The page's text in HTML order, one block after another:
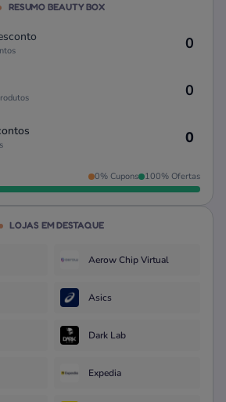
RESUMO BEAUTY BOX
0
0
0
0% Cupons 100% Ofertas
LOJAS EM DESTAQUE
Aerow Chip Virtual
Asics
Dark Lab
Expedia